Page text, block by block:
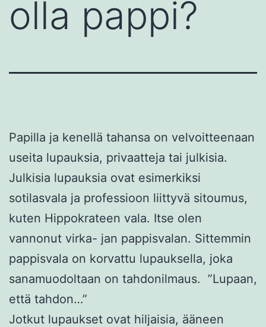
olla pappi?
Papilla ja kenellä tahansa on velvoitteenaan
useita lupauksia, privaatteja tai julkisia.
Julkisia lupauksia ovat esimerkiksi
sotilasvala ja professioon liittyvä sitoumus,
kuten Hippokrateen vala. Itse olen
vannonut virka- jan pappisvalan. Sittemmin
pappisvala on korvattu lupauksella, joka
sanamuodoltaan on tahdonilmaus. ”Lupaan,
että tahdon…”
Jotkut lupaukset ovat hiljaisia, ääneen